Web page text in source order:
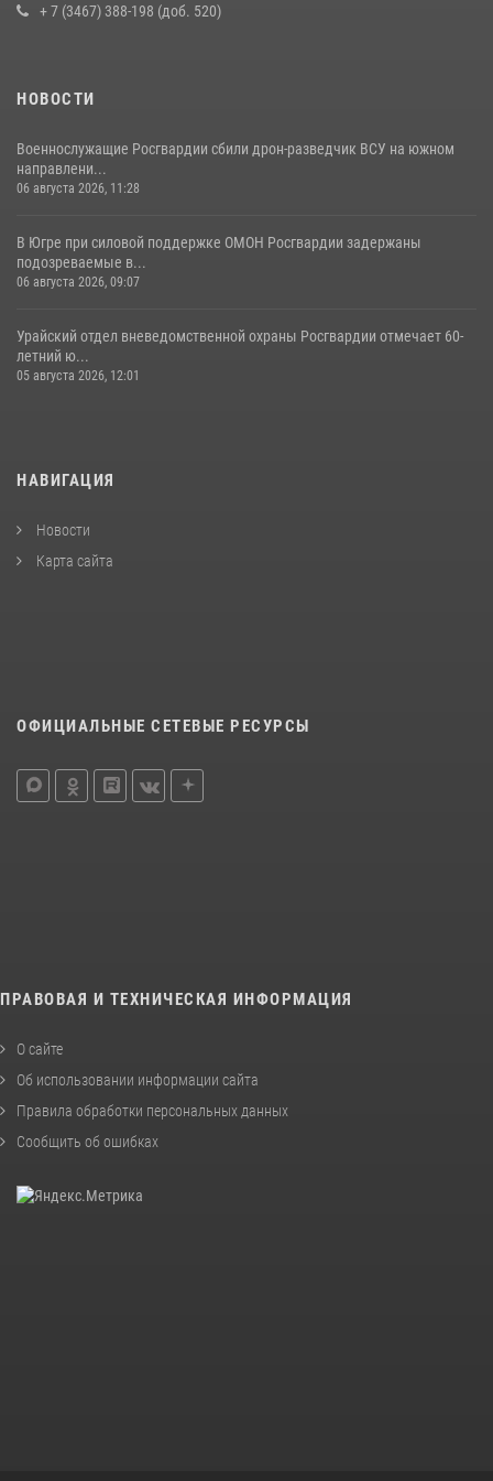
+ 7 (3467) 388-198 (доб. 520)
НОВОСТИ
Военнослужащие Росгвардии сбили дрон-разведчик ВСУ на южном
направлени...
06 августа 2026, 11:28
В Югре при силовой поддержке ОМОН Росгвардии задержаны
подозреваемые в...
06 августа 2026, 09:07
Урайский отдел вневедомственной охраны Росгвардии отмечает 60-
летний ю...
05 августа 2026, 12:01
НАВИГАЦИЯ
Новости
Карта сайта
ОФИЦИАЛЬНЫЕ СЕТЕВЫЕ РЕСУРСЫ
ПРАВОВАЯ И ТЕХНИЧЕСКАЯ ИНФОРМАЦИЯ
О сайте
Об использовании информации сайта
Правила обработки персональных данных
Сообщить об ошибках